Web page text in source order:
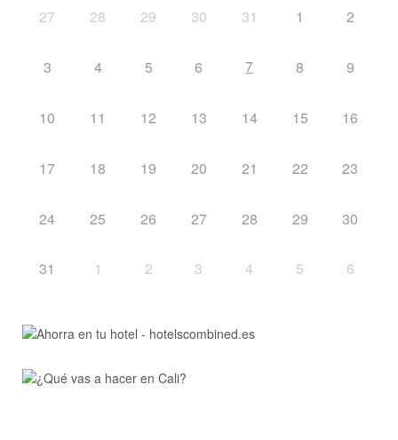
27 28 29 30 31 1 2
3 4 5 6 7 8 9
10 11 12 13 14 15 16
17 18 19 20 21 22 23
24 25 26 27 28 29 30
31 1 2 3 4 5 6